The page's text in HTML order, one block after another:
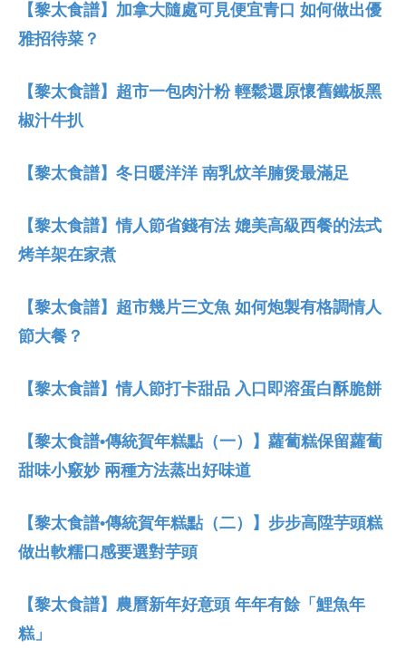
【黎太食譜】加拿大隨處可見便宜青口 如何做出優
雅招待菜？
【黎太食譜】超市一包肉汁粉 輕鬆還原懷舊鐵板黑
椒汁牛扒
【黎太食譜】冬日暖洋洋 南乳炆羊腩煲最滿足
【黎太食譜】情人節省錢有法 媲美高級西餐的法式
烤羊架在家煮
【黎太食譜】超市幾片三文魚 如何炮製有格調情人
節大餐？
【黎太食譜】情人節打卡甜品 入口即溶蛋白酥脆餅
【黎太食譜•傳統賀年糕點（一）】蘿蔔糕保留蘿蔔
甜味小竅妙 兩種方法蒸出好味道
【黎太食譜•傳統賀年糕點（二）】步步高陞芋頭糕
做出軟糯口感要選對芋頭
【黎太食譜】農曆新年好意頭 年年有餘「鯉魚年
糕」